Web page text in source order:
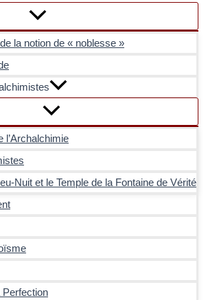
la notion de « noblesse »
l’Archalchimie
Nuit et le Temple de la Fontaine de Vérité
Perfection